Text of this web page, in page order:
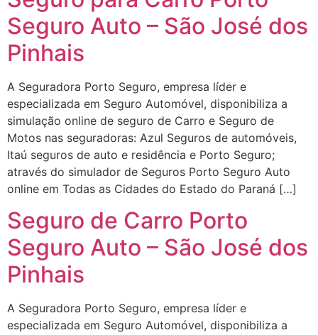
Seguro Auto – São José dos
Pinhais
A Seguradora Porto Seguro, empresa líder e
especializada em Seguro Automóvel, disponibiliza a
simulação online de seguro de Carro e Seguro de
Motos nas seguradoras: Azul Seguros de automóveis,
Itaú seguros de auto e residência e Porto Seguro;
através do simulador de Seguros Porto Seguro Auto
online em Todas as Cidades do Estado do Paraná […]
Seguro de Carro Porto
Seguro Auto – São José dos
Pinhais
A Seguradora Porto Seguro, empresa líder e
especializada em Seguro Automóvel, disponibiliza a